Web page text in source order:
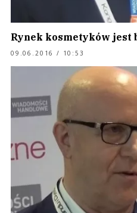
Rynek kosmetyków jest
09.06.2016 / 10:53